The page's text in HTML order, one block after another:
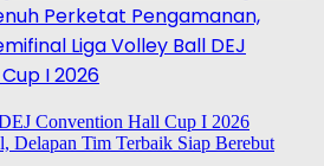
Perketat Pengamanan,
Liga Volley Ball DEJ
I 2026